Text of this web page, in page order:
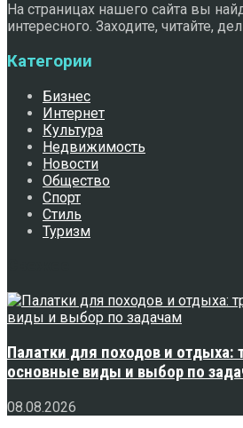
На страницах нашего сайта вы
интересного. Заходите, читайте,
Категории
Бизнес
Интернет
Культура
Недвижимость
Новости
Общество
Спорт
Стиль
Туризм
Палатки для походов и отдыха:
основные виды и выбор по
08.08.2026